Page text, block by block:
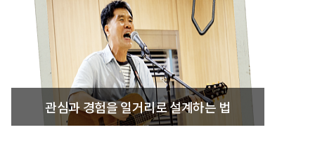
관심과 경험을 일거리로 설계하는 법